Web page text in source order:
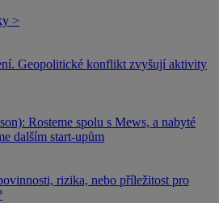
>
Geopolitické konflikt zvyšují aktivity
Rosteme spolu s Mews, a nabyté
dalším start-upům
rizika, nebo příležitost pro